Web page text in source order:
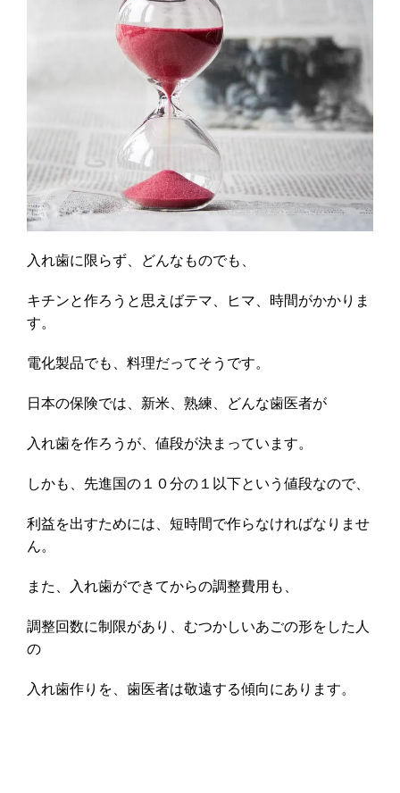
入れ歯に限らず、どんなものでも、
キチンと作ろうと思えばテマ、ヒマ、時間がかかりま
す。
電化製品でも、料理だってそうです。
日本の保険では、新米、熟練、どんな歯医者が
入れ歯を作ろうが、値段が決まっています。
しかも、先進国の１０分の１以下という値段なので、
利益を出すためには、短時間で作らなければなりませ
ん。
また、入れ歯ができてからの調整費用も、
調整回数に制限があり、むつかしいあごの形をした人
の
入れ歯作りを、歯医者は敬遠する傾向にあります。